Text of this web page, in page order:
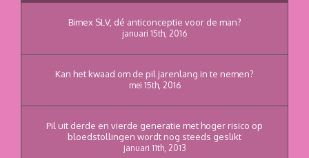
Bimex SLV, dé anticonceptie voor de man?
januari 15th, 2016
Kan het kwaad om de pil jarenlang in te nemen?
mei 15th, 2016
Pil uit derde en vierde generatie met hoger risico op
bloedstollingen wordt nog steeds geslikt
januari 11th, 2013